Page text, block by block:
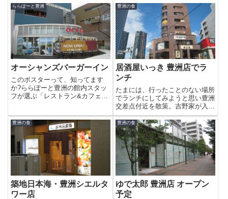
ららぽーと豊洲
オーシャンズバーガーイン
このポスターって、知ってます
か?ららぽーと豊洲の館内スタッ
フが選ぶ「レストラン&カフェ」
ーシャンズバーガーイン」と知っ
てビックリ。実は、1年以上豊洲
にいるんですが「オーシャンズバ
ーガ...
豊洲の食
居酒屋いっき 豊洲店でラ
ンチ
たまには、行ったことのない場所
でランチにしてみようと思い豊洲
交差点付近を散策。吉野家が入っ
ているビル、トヨスピアの4階に
ある居酒屋いっき 豊洲店のラン
チメニューの看板に5月6日、リ
ューアルオープンと書いてあった
ので入ってみることにしまし
た。...
豊洲の食
築地日本海・豊洲シエルタ
ワー店
豊洲の食
ゆで太郎 豊洲店 オープン
予定